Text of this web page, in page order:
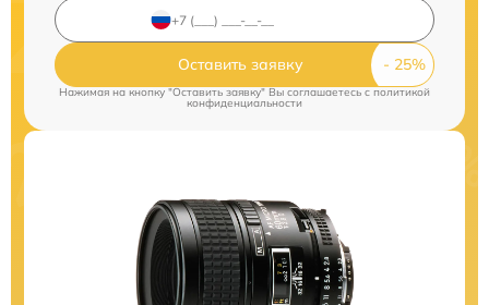
Оставить заявку
Нажимая на кнопку "Оставить заявку" Вы соглашаетесь cполитикой
конфиденциальности